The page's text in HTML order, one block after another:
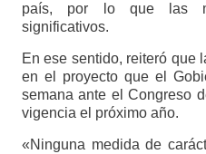
país, por lo que las
significativos.
En ese sentido, reiteró que
en el proyecto que el
semana ante el Congreso
vigencia el próximo año.
«Ninguna medida de